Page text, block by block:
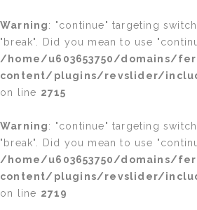
Warning: "continue" targeting
"break". Did you mean to use
/home/u603653750/domains/
content/plugins/revslider/
on line 2715
Warning: "continue" targeting
"break". Did you mean to use
/home/u603653750/domains/
content/plugins/revslider/
on line 2719